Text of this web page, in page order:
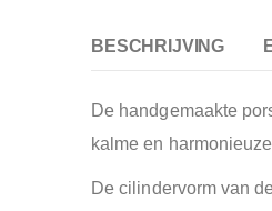
BESCHRIJVING
De handgemaakte
kalme en
De cilindervorm van